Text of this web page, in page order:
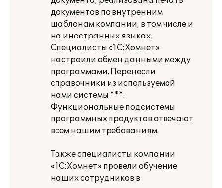
документов по внутренним
шаблонам компании, в том числе и
на иностранных языках.
Специалисты «1С:Хомнет»
настроили обмен данными между
программами. Перенесли
справочники из используемой
нами системы ***.
Функциональные подсистемы
программных продуктов отвечают
всем нашим требованиям.
Также специалисты компании
«1С:Хомнет» провели обучение
наших сотрудников в